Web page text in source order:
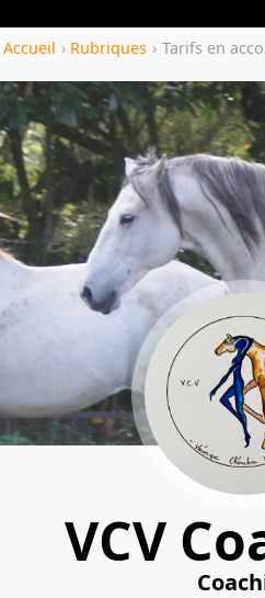
Accueil › Rubriques › Tarifs en
VCV